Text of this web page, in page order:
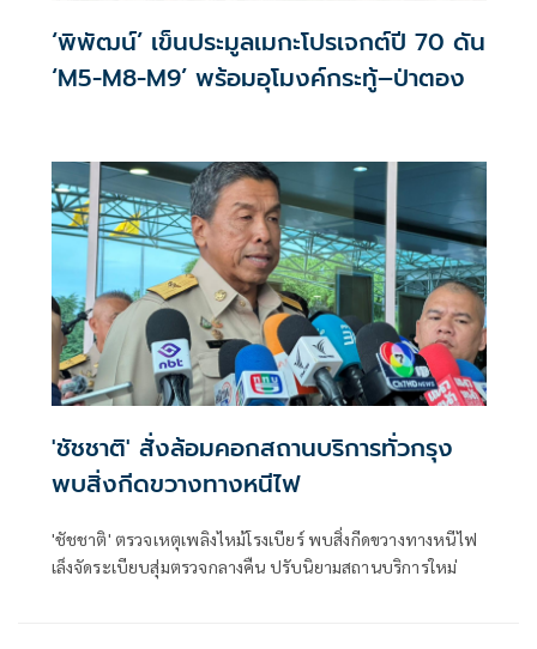
‘พิพัฒน์’ เข็นประมูลเมกะโปรเจกต์ปี 70 ดัน
‘M5-M8-M9’ พร้อมอุโมงค์กระทู้–ป่าตอง
'ชัชชาติ' สั่งล้อมคอกสถานบริการทั่วกรุง
พบสิ่งกีดขวางทางหนีไฟ
'ชัชชาติ' ตรวจเหตุเพลิงไหม้โรงเบียร์ พบสิ่งกีดขวางทางหนีไฟ
เล็งจัดระเบียบสุ่มตรวจกลางคืน ปรับนิยามสถานบริการใหม่